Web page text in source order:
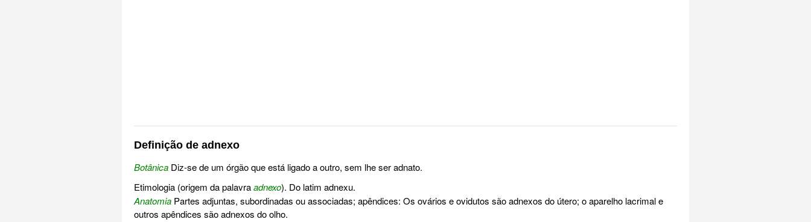
Definição de adnexo
BotânicaDiz-se de um órgão que está ligado a outro, sem lhe ser adnato.
Etimologia (origem da palavraadnexo). Do latim adnexu.
AnatomiaPartes adjuntas, subordinadas ou associadas; apêndices: Os ovários e ovidutos são adnexos do útero; o aparelho lacrimal e
outros apêndices são adnexos do olho.